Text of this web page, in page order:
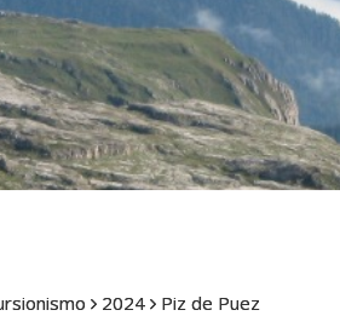
2024 Piz de Puez